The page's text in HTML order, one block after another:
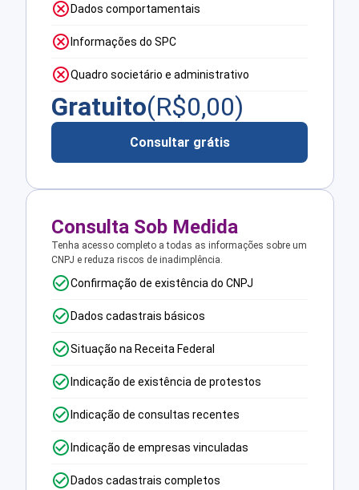
Dados comportamentais
Informações do SPC
Quadro societário e administrativo
Gratuito(R$0,00)
Consultar grátis
Consulta Sob Medida
Tenha acesso completo a todas as informações sobre um
CNPJ e reduza riscos de inadimplência.
Confirmação de existência do CNPJ
Dados cadastrais básicos
Situação na Receita Federal
Indicação de existência de protestos
Indicação de consultas recentes
Indicação de empresas vinculadas
Dados cadastrais completos